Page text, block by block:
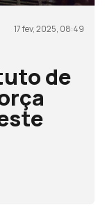
17 fev, 2025, 08:49
de